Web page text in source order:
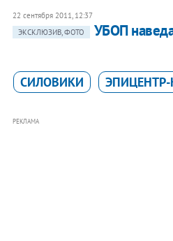
22 сентября 2011, 12:37
ЭКСКЛЮЗИВ, ФОТО
УБОП
СИЛОВИКИ ЭПИЦЕНТР-
РЕКЛАМА